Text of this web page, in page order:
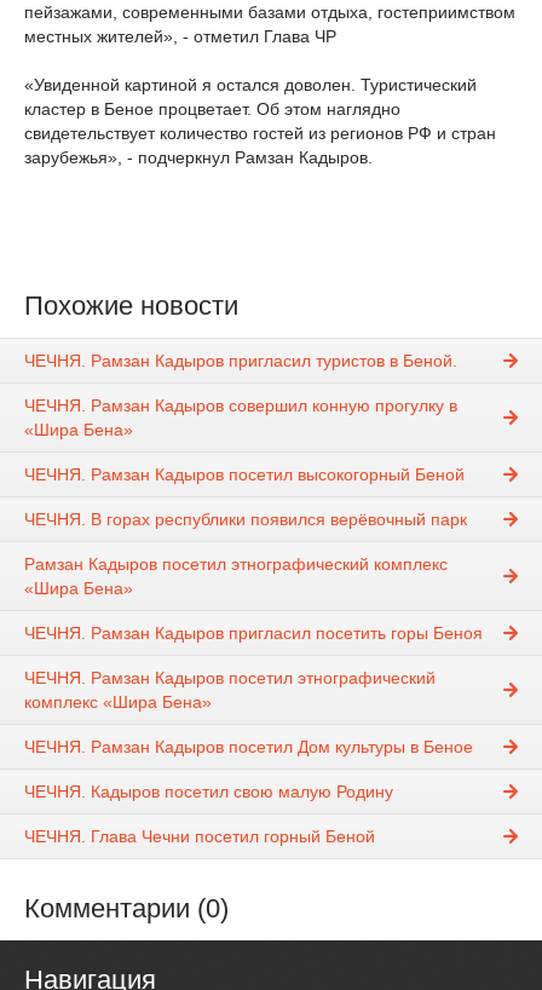
пейзажами, современными базами отдыха, гостеприимством
местных жителей», - отметил Глава ЧР
«Увиденной картиной я остался доволен. Туристический
кластер в Беное процветает. Об этом наглядно
свидетельствует количество гостей из регионов РФ и стран
зарубежья», - подчеркнул Рамзан Кадыров.
Похожие новости
ЧЕЧНЯ. Рамзан Кадыров пригласил туристов в Беной.
ЧЕЧНЯ. Рамзан Кадыров совершил конную прогулку в
«Шира Бена»
ЧЕЧНЯ. Рамзан Кадыров посетил высокогорный Беной
ЧЕЧНЯ. В горах республики появился верёвочный парк
Рамзан Кадыров посетил этнографический комплекс
«Шира Бена»
ЧЕЧНЯ. Рамзан Кадыров пригласил посетить горы Беноя
ЧЕЧНЯ. Рамзан Кадыров посетил этнографический
комплекс «Шира Бена»
ЧЕЧНЯ. Рамзан Кадыров посетил Дом культуры в Беное
ЧЕЧНЯ. Кадыров посетил свою малую Родину
ЧЕЧНЯ. Глава Чечни посетил горный Беной
Комментарии (0)
Навигация